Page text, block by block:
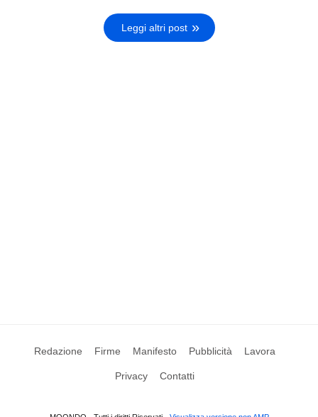
Leggi altri post
Redazione Firme Manifesto Pubblicità Lavora
Privacy Contatti